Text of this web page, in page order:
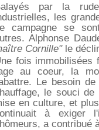
par la
les
campagne se
Alphonse
Cornille" le
fois immobilisées
au coeur, la
Le besoin
le souci de
en culture, et
à exiger
a contribué